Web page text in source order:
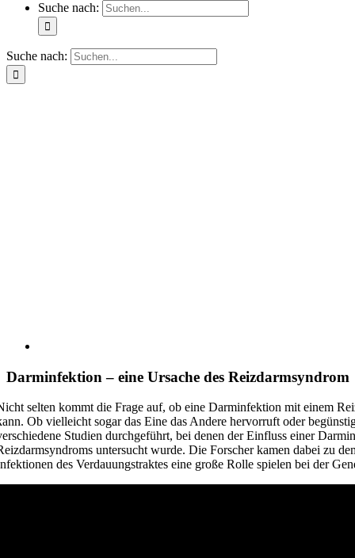
Suche nach:
Suche nach:
Darminfektion – eine Ursache des Reizdarmsyndrom
selten kommt die Frage auf, ob eine Darminfektion mit einem
Ob vielleicht sogar das Eine das Andere hervorruft oder
Studien durchgeführt, bei denen der Einfluss einer
untersucht wurde. Die Forscher kamen dabei zu
des Verdauungstraktes eine große Rolle spielen bei der